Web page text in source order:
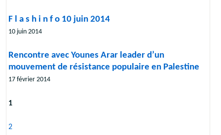
F l a s h i n f o 10 juin 2014
10 juin 2014
Rencontre avec Younes Arar leader d’un
mouvement de résistance populaire en Palestine
17 février 2014
1
2